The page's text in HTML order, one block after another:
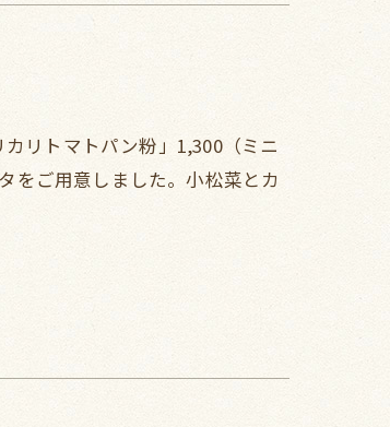
リトマトパン粉」1,300（ミニ
をご用意しました。小松菜とカ